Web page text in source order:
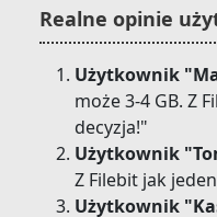
Realne opinie
Użytkownik
może 3-4 GB. Z
decyzja!"
Użytkownik
Z Filebit jak
Użytkownik